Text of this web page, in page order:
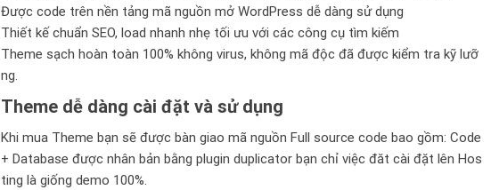
Được code trên nền tảng mã nguồn mở WordPress dễ dàng sử dụng
Thiết kế chuẩn SEO, load nhanh nhẹ tối ưu với các công cụ tìm kiếm
Theme sạch hoàn toàn 100% không virus, không mã độc đã được kiểm tra kỹ lưỡ
ng.
Theme dễ dàng cài đặt và sử dụng
Khi mua Theme bạn sẽ được bàn giao mã nguồn Full source code bao gồm: Code
+ Database được nhân bản bằng plugin duplicator bạn chỉ việc đăt cài đặt lên Hos
ting là giống demo 100%.